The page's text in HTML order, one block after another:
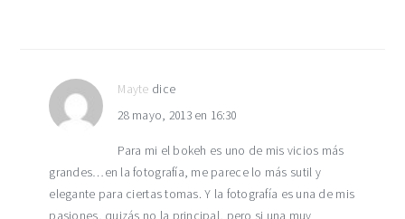
Mayte dice
28 mayo, 2013 en 16:30
Para mi el bokeh es uno de mis vicios más
grandes…en la fotografía, me parece lo más sutil y
elegante para ciertas tomas. Y la fotografía es una de mis
pasiones, quizás no la principal, pero si una muy